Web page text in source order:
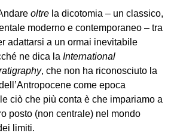
oltre la dicotomia – un classico,
moderno e contemporaneo – tra
adattarsi a un ormai inevitabile
ne dica la International
, che non ha riconosciuto la
come epoca
ciò che più conta è che impariamo a
posto (non centrale) nel mondo
limiti.